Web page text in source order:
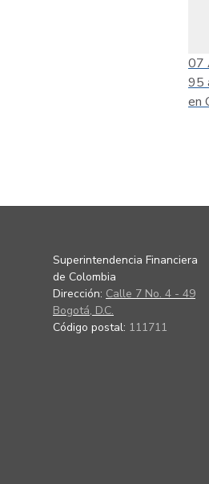
07
95
en
Superintendencia Financiera
de Colombia
Dirección: Calle 7 No. 4 - 49
Bogotá, D.C.
Código postal: 111711